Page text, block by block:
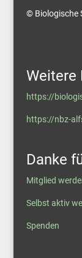
© Biologische
Weitere
https://
https://nbz-
Danke
Mitglied
Selbst aktiv
Spenden